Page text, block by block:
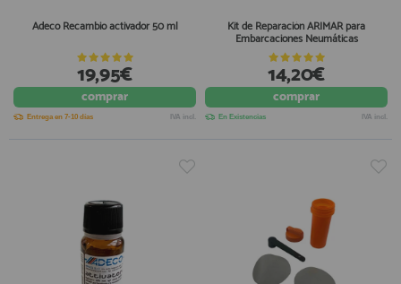
Adeco Recambio activador 50 ml
19,95€
comprar
Entrega en 7-10 días IVA incl.
Kit de Reparación ARIMAR para
Embarcaciones Neumáticas
14,20€
comprar
En Existencias IVA incl.